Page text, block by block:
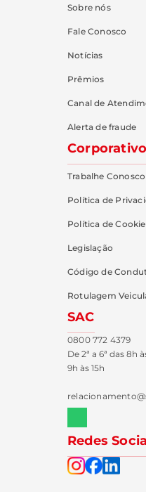
Sobre nós
Fale Conosco
Notícias
Prêmios
Canal de
Alerta de fraude
Corporativo
Trabalhe Conosco
Política de
Política de
Legislação
Código de
Rotulagem
SAC
0800 772 4379
De 2ª a 6ª das 8h
9h às 15h
Redes